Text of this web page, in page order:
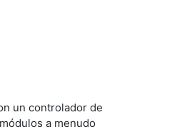
un controlador de
a menudo